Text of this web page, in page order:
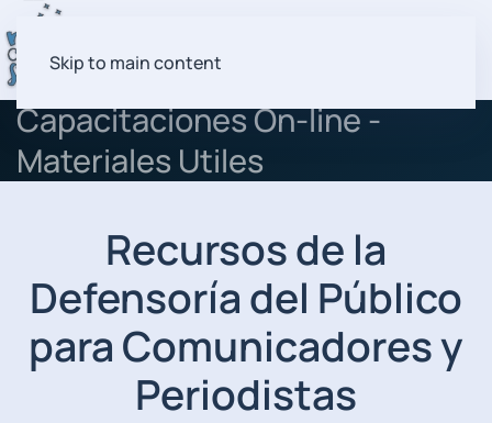
Skip to main content
Capacitaciones On-line -
Materiales Utiles
Recursos de la
Defensoría del Público
para Comunicadores y
Periodistas